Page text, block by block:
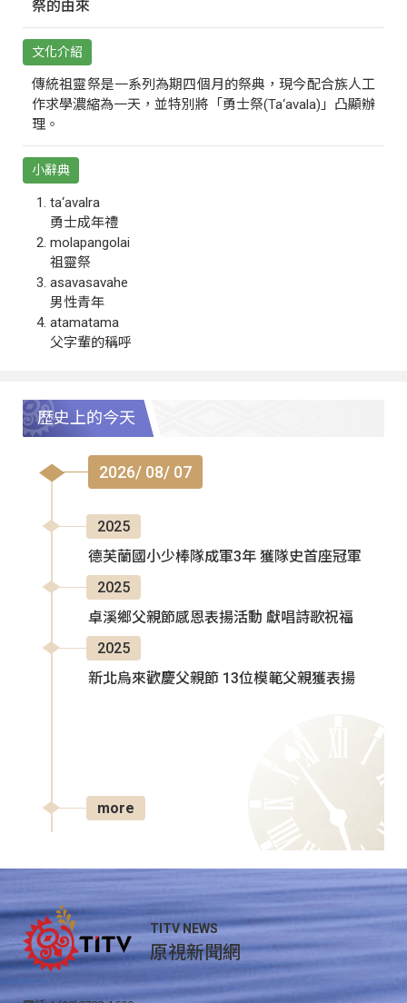
祭的由來
文化介紹
傳統祖靈祭是一系列為期四個月的祭典，現今配合族人工
作求學濃縮為一天，並特別將「勇士祭(Ta‘avala)」凸顯辦
理。
小辭典
ta‘avalra
勇士成年禮
molapangolai
祖靈祭
asavasavahe
男性青年
atamatama
父字輩的稱呼
歷史上的今天
2026/ 08/ 07
2025
德芙蘭國小少棒隊成軍3年 獲隊史首座冠軍
2025
卓溪鄉父親節感恩表揚活動 獻唱詩歌祝福
2025
新北烏來歡慶父親節 13位模範父親獲表揚
more
TITV NEWS
原視新聞網